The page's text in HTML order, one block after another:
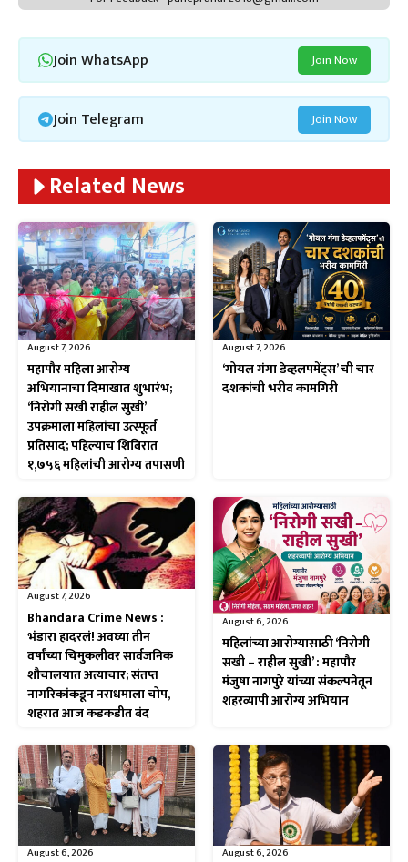
Join WhatsApp Join Now
Join Telegram Join Now
Related News
August 7, 2026
महापौर महिला आरोग्य
अभियानाचा दिमाखात शुभारंभ;
‘निरोगी सखी राहील सुखी’
उपक्रमाला महिलांचा उत्स्फूर्त
प्रतिसाद; पहिल्याच शिबिरात
१,७५६ महिलांची आरोग्य तपासणी
August 7, 2026
‘गोयल गंगा डेव्हलपमेंट्स’ ची चार
दशकांची भरीव कामगिरी
August 7, 2026
Bhandara Crime News :
भंडारा हादरलं! अवघ्या तीन
वर्षांच्या चिमुकलीवर सार्वजनिक
शौचालयात अत्याचार; संतप्त
नागरिकांकडून नराधमाला चोप,
शहरात आज कडकडीत बंद
August 6, 2026
महिलांच्या आरोग्यासाठी ‘निरोगी
सखी – राहील सुखी’ : महापौर
मंजुषा नागपुरे यांच्या संकल्पनेतून
शहरव्यापी आरोग्य अभियान
August 6, 2026 August 6, 2026